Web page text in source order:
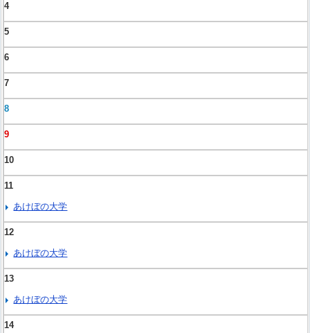
4
5
6
7
8
9
10
11
あけぼの大学
12
あけぼの大学
13
あけぼの大学
14